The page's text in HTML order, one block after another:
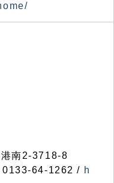
南2-3718-8
64-1262 / h